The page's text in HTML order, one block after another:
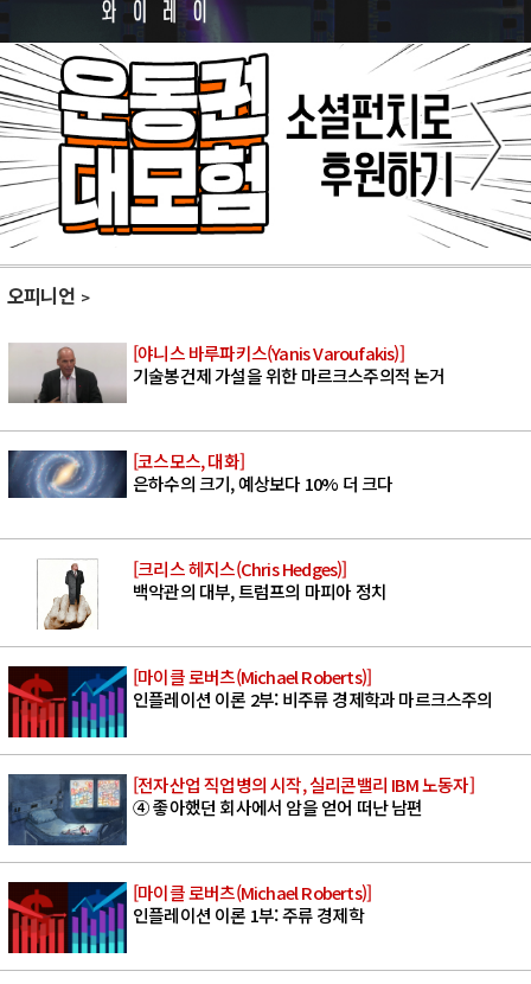
오피니언
[야니스 바루파키스(Yanis Varoufakis)]
기술봉건제 가설을 위한 마르크스주의적 논거
[코스모스, 대화]
은하수의 크기, 예상보다 10% 더 크다
[크리스 헤지스(Chris Hedges)]
백악관의 대부, 트럼프의 마피아 정치
[마이클 로버츠(Michael Roberts)]
인플레이션 이론 2부: 비주류 경제학과 마르크스주의
[전자산업 직업병의 시작, 실리콘밸리 IBM 노동자]
④ 좋아했던 회사에서 암을 얻어 떠난 남편
[마이클 로버츠(Michael Roberts)]
인플레이션 이론 1부: 주류 경제학